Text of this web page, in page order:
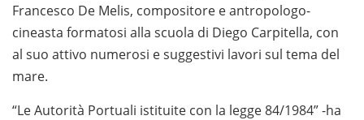
Francesco De Melis, compositore e antropologo-
cineasta formatosi alla scuola di Diego Carpitella, con
al suo attivo numerosi e suggestivi lavori sul tema del
mare.
“Le Autorità Portuali istituite con la legge 84/1984” -ha